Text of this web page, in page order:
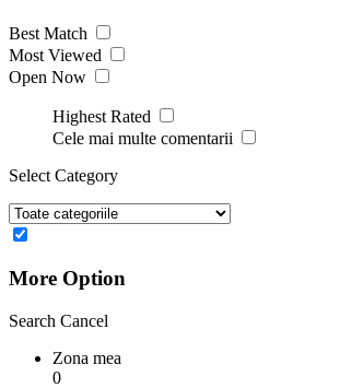
Best Match
Most Viewed
Open Now
Highest Rated
Cele mai multe comentarii
Select Category
More Option
Search Cancel
Zona mea
0